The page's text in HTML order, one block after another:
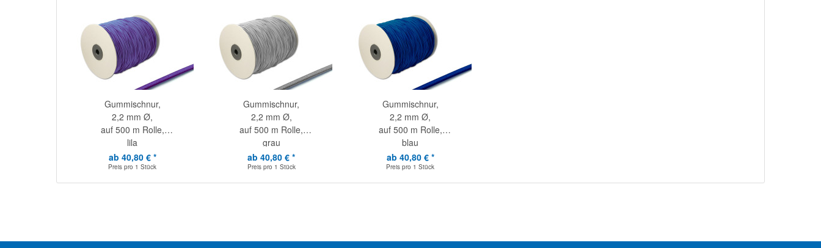
Gummischnur,
2,2 mm Ø,
auf 500 m Rolle,
lila
ab 40,80 € *
Preis pro 1 Stück
Gummischnur,
2,2 mm Ø,
auf 500 m Rolle,
grau
ab 40,80 € *
Preis pro 1 Stück
Gummischnur,
2,2 mm Ø,
auf 500 m Rolle,
blau
ab 40,80 € *
Preis pro 1 Stück